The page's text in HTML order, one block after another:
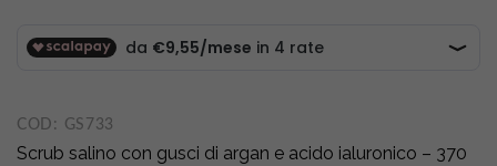
COD: GS733
Scrub salino con gusci di argan e acido ialuronico – 370